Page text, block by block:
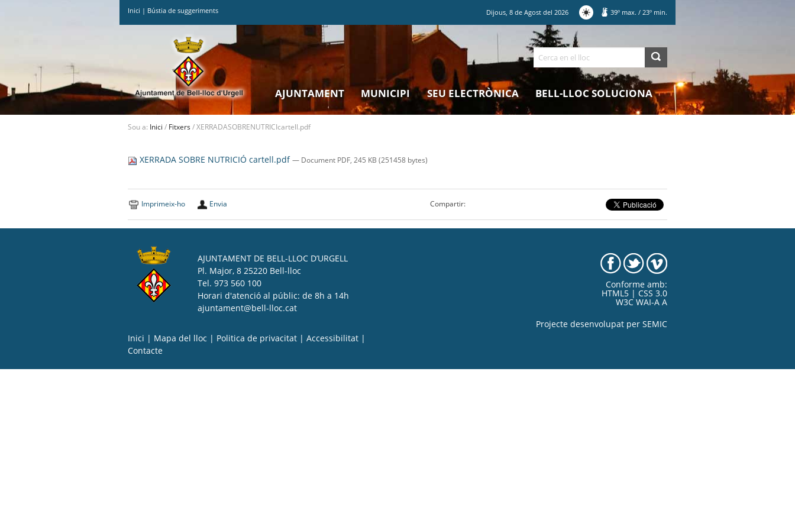
Inici | Bústia de suggeriments Dijous,8 deAgost del2026 39º max. / 23º min.
Cerca
AJUNTAMENT MUNICIPI SEU ELECTRÒNICA BELL-LLOC SOLUCIONA
Sou a: Inici / Fitxers/XERRADASOBRENUTRICIcartell.pdf
XERRADA SOBRE NUTRICIÓ cartell.pdf— Document PDF, 245 KB (251458 bytes)
Imprimeix-ho Envia Compartir:
AJUNTAMENT DE BELL-LLOC D’URGELL
Pl. Major, 8 25220 Bell-lloc
Tel. 973 560 100
Horari d'atenció al públic: de 8h a 14h
ajuntament@bell-lloc.cat
Inici | Mapa del lloc | Politica de privacitat | Accessibilitat |
Contacte
Conforme amb:
HTML5 | CSS 3.0
W3C WAI-A A
Projecte desenvolupat per SEMIC